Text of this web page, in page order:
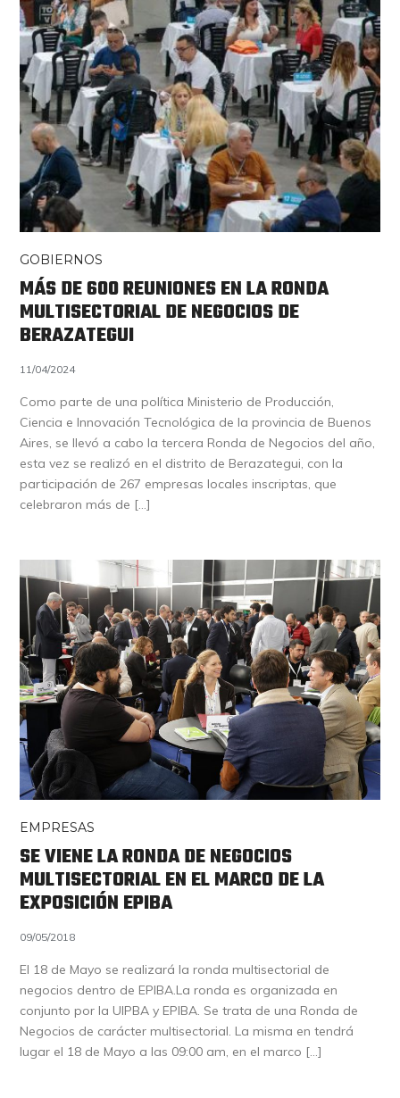
GOBIERNOS
MÁS DE 600 REUNIONES EN LA RONDA
MULTISECTORIAL DE NEGOCIOS DE
BERAZATEGUI
11/04/2024
Como parte de una política Ministerio de Producción,
Ciencia e Innovación Tecnológica de la provincia de Buenos
Aires, se llevó a cabo la tercera Ronda de Negocios del año,
esta vez se realizó en el distrito de Berazategui, con la
participación de 267 empresas locales inscriptas, que
celebraron más de […]
EMPRESAS
SE VIENE LA RONDA DE NEGOCIOS
MULTISECTORIAL EN EL MARCO DE LA
EXPOSICIÓN EPIBA
09/05/2018
El 18 de Mayo se realizará la ronda multisectorial de
negocios dentro de EPIBA.La ronda es organizada en
conjunto por la UIPBA y EPIBA. Se trata de una Ronda de
Negocios de carácter multisectorial. La misma en tendrá
lugar el 18 de Mayo a las 09:00 am, en el marco […]